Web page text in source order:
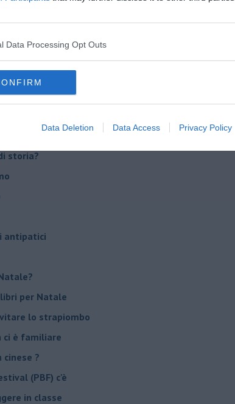
Data Processing Opt Outs
Data Deletion Data Access Privacy Policy
i testi stupidi
del nostro Paese
di lettura?
storia?
antipatici
per Natale
lo strapiombo
ci è familiare
cinese ?
(PBF) c'è
in classe